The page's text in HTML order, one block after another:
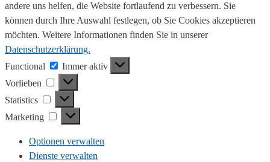
andere uns helfen, die Website fortlaufend zu verbessern. Sie
können durch Ihre Auswahl festlegen, ob Sie Cookies akzeptieren
möchten. Weitere Informationen finden Sie in unserer
Datenschutzerklärung.
Functional
Functional
Immer aktiv
Vorlieben
Vorlieben
Statistics
Statistics
Marketing
Marketing
Optionen verwalten
Dienste verwalten